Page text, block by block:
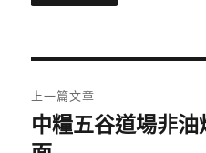
章
上一篇文章
上
一
中糧五谷道場非